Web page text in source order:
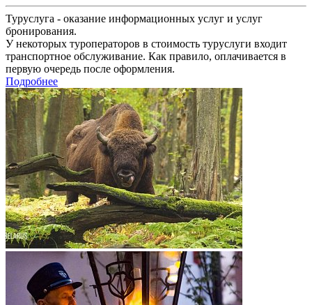
Туруслуга - оказание информационных услуг и услуг
бронирования.
У некоторых туроператоров в стоимость туруслуги входит
транспортное обслуживание. Как правило, оплачивается в
первую очередь после оформления.
Подробнее